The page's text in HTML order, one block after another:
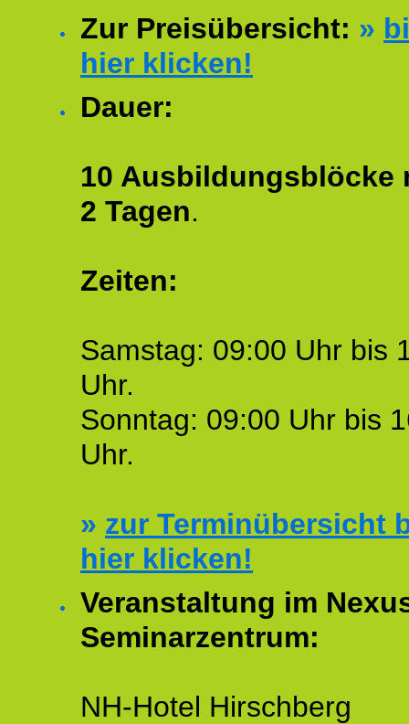
Zur Preisübersicht: »
hier klicken!
Dauer:
10 Ausbildungsblöcke
2 Tagen.
Zeiten:
Samstag: 09:00 Uhr bis
Uhr.
Sonntag: 09:00 Uhr bis
Uhr.
» zur Terminübersicht
hier klicken!
Veranstaltung im
Seminarzentrum:
NH-Hotel Hirschberg